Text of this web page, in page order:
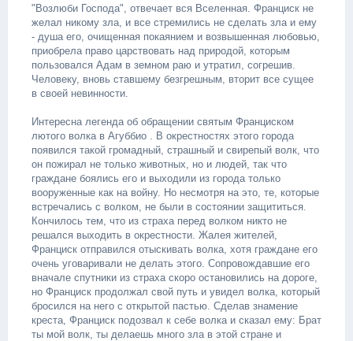
"Возлюби Господа", отвечает вся Вселенная. Франциск не
желал никому зла, и все стремились не сделать зла и ему
- душа его, очищенная покаянием и возвышенная любовью,
приобрела право царствовать над природой, которым
пользовался Адам в земном раю и утратил, согрешив.
Человеку, вновь ставшему безгрешным, вторит все сущее
в своей невинности.
Интересна легенда об обращении святым Франциском
лютого волка в Агуббио . В окрестностях этого города
появился такой громадный, страшный и свирепый волк, что
он пожирал не только животных, но и людей, так что
граждане боялись его и выходили из города только
вооруженные как на войну. Но несмотря на это, те, которые
встречались с волком, не были в состоянии защититься.
Кончилось тем, что из страха перед волком никто не
решался выходить в окрестности. Жалея жителей,
Франциск отправился отыскивать волка, хотя граждане его
очень уговаривали не делать этого. Сопровождавшие его
вначале спутники из страха скоро остановились на дороге,
но Франциск продолжал свой путь и увидел волка, который
бросился на него с открытой пастью. Сделав знамение
креста, Франциск подозвал к себе волка и сказал ему: Брат
ты мой волк, ты делаешь много зла в этой стране и